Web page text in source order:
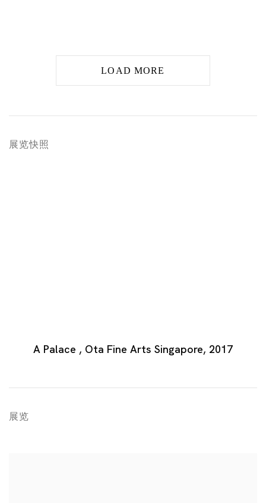
LOAD MORE
展览快照
A Palace , Ota Fine Arts Singapore, 2017
展览